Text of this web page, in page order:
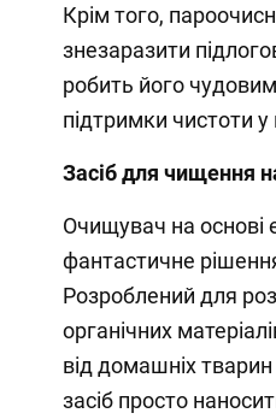
Крім того,
знезаразити
робить його
підтримки чистоти у
Засіб для чищення
Очищувач на основі
фантастичне
Розроблений для
органічних
від домашніх тварин
засіб просто